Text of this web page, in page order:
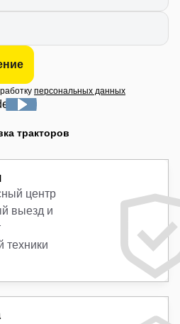
персональных данных
тракторов
центр
выезд и
техники